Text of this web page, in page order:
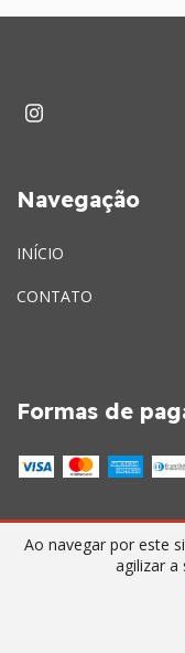
Ao navegar por este
agilizar a
Navegação
INÍCIO
CONTATO
Formas de
Contato